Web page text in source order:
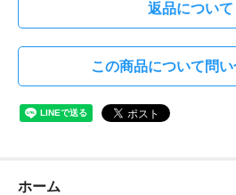
返品について
この商品について問
ホーム